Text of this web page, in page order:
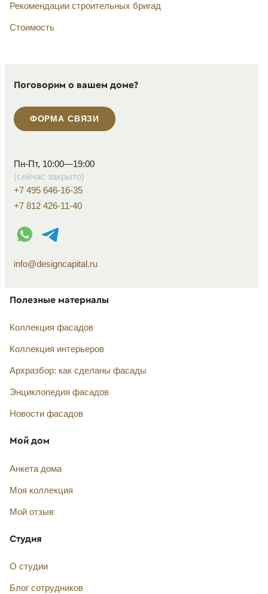
Рекомендации строительных бригад
Стоимость
Поговорим о вашем доме?
ФОРМА СВЯЗИ
Пн-Пт, 10:00—19:00
(сейчас закрыто)
+7 495 646-16-35
+7 812 426-11-40
WhatsApp контакт
Telegram контакт
info@designcapital.ru
Полезные материалы
Коллекция фасадов
Коллекция интерьеров
Архразбор: как сделаны фасады
Энциклопедия фасадов
Новости фасадов
Мой дом
Анкета дома
Моя коллекция
Мой отзыв
Студия
О студии
Блог сотрудников